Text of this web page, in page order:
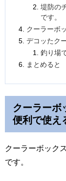
堤防の
です。
クーラーボ
デコッたク
釣り場
まとめると
クーラーボ
便利で使え
クーラーボック
です。